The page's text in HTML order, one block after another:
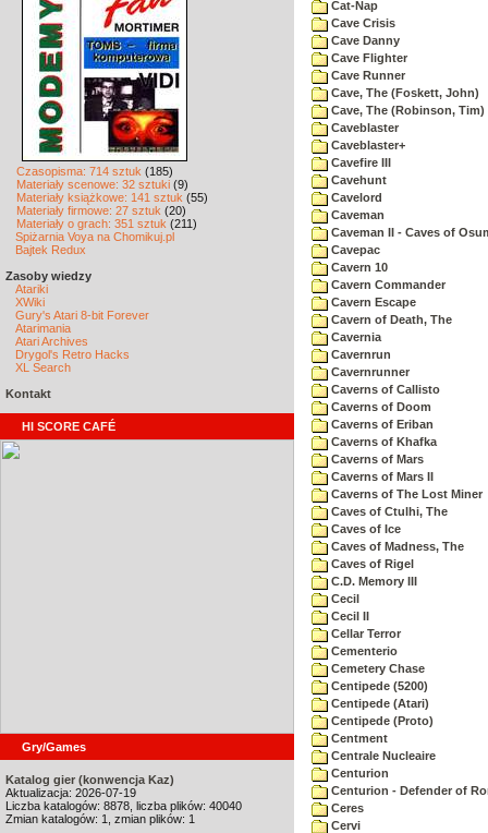
Czasopisma: 714 sztuk (185)
Materiały scenowe: 32 sztuki (9)
Materiały książkowe: 141 sztuk (55)
Materiały firmowe: 27 sztuk (20)
Materiały o grach: 351 sztuk (211)
Spiżarnia Voya na Chomikuj.pl
Bajtek Redux
Zasoby wiedzy
Atariki
XWiki
Gury's Atari 8-bit Forever
Atarimania
Atari Archives
Drygol's Retro Hacks
XL Search
Kontakt
HI SCORE CAFÉ
Gry/Games
Katalog gier (konwencja Kaz)
Aktualizacja: 2026-07-19
Liczba katalogów: 8878, liczba plików: 40040
Zmian katalogów: 1, zmian plików: 1
Cat-Nap
Cave Crisis
Cave Danny
Cave Flighter
Cave Runner
Cave, The (Foskett, John)
Cave, The (Robinson, Tim)
Caveblaster
Caveblaster+
Cavefire III
Cavehunt
Cavelord
Caveman
Caveman II - Caves of
Cavepac
Cavern 10
Cavern Commander
Cavern Escape
Cavern of Death, The
Cavernia
Cavernrun
Cavernrunner
Caverns of Callisto
Caverns of Doom
Caverns of Eriban
Caverns of Khafka
Caverns of Mars
Caverns of Mars II
Caverns of The Lost Miner
Caves of Ctulhi, The
Caves of Ice
Caves of Madness, The
Caves of Rigel
C.D. Memory III
Cecil
Cecil II
Cellar Terror
Cementerio
Cemetery Chase
Centipede (5200)
Centipede (Atari)
Centipede (Proto)
Centment
Centrale Nucleaire
Centurion
Centurion - Defender of
Ceres
Cervi